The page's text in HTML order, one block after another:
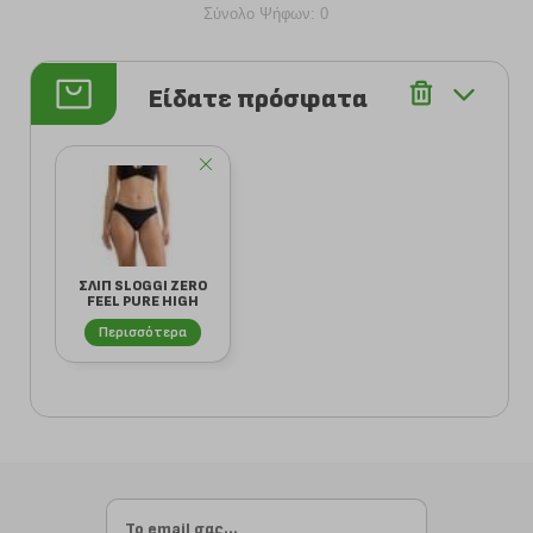
Σύνολο Ψήφων: 0
Είδατε πρόσφατα
ΣΛΙΠ SLOGGI ZERO
FEEL PURE HIGH
LEG ΜΑΥΡΟ
Περισσότερα